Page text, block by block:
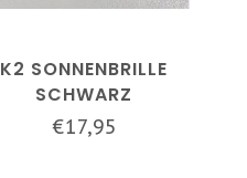
K2 SONNENBRILLE
SCHWARZ
€17,95